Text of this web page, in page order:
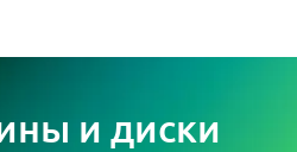
и диски